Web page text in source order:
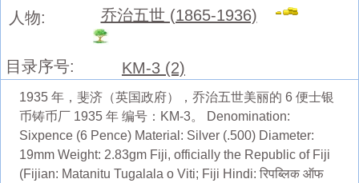
人物:
乔治五世 (1865-1936)
目录序号: KM-3 (2)
1935 年，斐济（英国政府），乔治五世美丽的 6 便士银
币铸币厂 1935 年 编号：KM-3。 Denomination:
Sixpence (6 Pence) Material: Silver (.500) Diameter:
19mm Weight: 2.83gm Fiji, officially the Republic of Fiji
(Fijian: Matanitu Tugalala o Viti; Fiji Hindi: रिपब्लिक ऑफ